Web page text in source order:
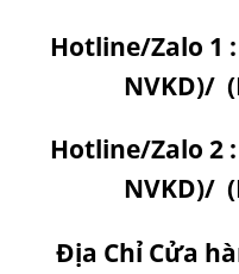
Hotline/Zalo 1 :
NVKD)/(
Hotline/Zalo 2 :
NVKD)/(
Địa Chỉ Cửa